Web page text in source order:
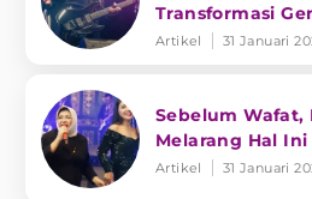
Transformasi
Artikel 31 Januari
Sebelum Wafat,
Melarang Hal
Artikel 31 Januari